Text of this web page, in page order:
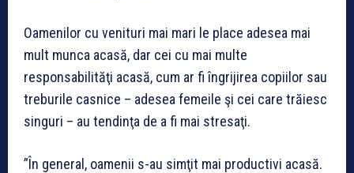
Oamenilor cu venituri mai mari le place adesea mai
mult munca acasă, dar cei cu mai multe
responsabilităţi acasă, cum ar fi îngrijirea copiilor sau
treburile casnice – adesea femeile şi cei care trăiesc
singuri – au tendinţa de a fi mai stresaţi.
”În general, oamenii s-au simţit mai productivi acasă.